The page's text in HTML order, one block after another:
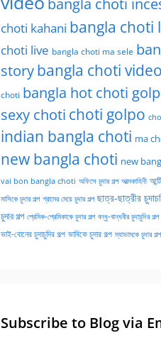
bangla choti
choti kahani bangla choti
choti live bangla choti ma sele
storybangla choti video
choti bangla hot choti
sexy choti choti golpo
indian bangla choti ma
new bangla choti new
vai bon bangla choti অফিসে চুদার গল্প আত্মকাহিনী
মাসিকে চুদার গল্প গ্রামের মেয়ে চুদার গল্প ছাত্র-ছাত্রীর
চুদার গল্প প্রেমিক-প্রেমিকাকে চুদার গল্প বন্ধু-বান্ধবীর চুদাচুদির গল্প
ভাই-বোনের চুদাচুদির গল্প ভাবিকে চুদার গল্প ম্যাডামকে চুদার গল্প
Subscribe to Blog via